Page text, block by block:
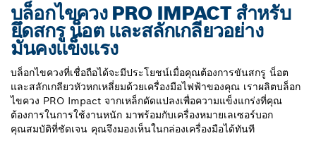
บล็อกไขควง PRO IMPACT สำหรับ
ยึดสกรู น็อต และสลักเกลียวอย่าง
มั่นคงแข็งแรง
บล็อกไขควงที่เชื่อถือได้จะมีประโยชน์เมื่อคุณต้องการขันสกรู น็อต
และสลักเกลียวหัวหกเหลี่ยมด้วยเครื่องมือไฟฟ้าของคุณ เราผลิตบล็อก
ไขควง PRO Impact จากเหล็กดัดแปลงเพื่อความแข็งแกร่งที่คุณ
ต้องการในการใช้งานหนัก มาพร้อมกับเครื่องหมายเลเซอร์บอก
คุณสมบัติที่ชัดเจน คุณจึงมองเห็นในกล่องเครื่องมือได้ทันที